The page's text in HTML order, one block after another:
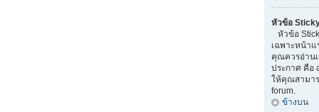
หัวข้อ
หัวข้อ
เฉพาะหน้า
คุณควรอ่าน
ประกาศ คือ
ให้คุณสามา
forum.
ข้างบน